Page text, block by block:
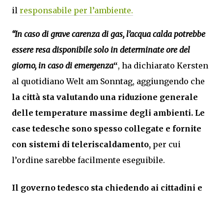
il responsabile per l’ambiente.
“In caso di grave carenza di gas, l’acqua calda potrebbe
essere resa disponibile solo in determinate ore del
giorno, in caso di emergenza“, ha dichiarato Kersten
al quotidiano Welt am Sonntag, aggiungendo che
la città sta valutando una riduzione generale
delle temperature massime degli ambienti. Le
case tedesche sono spesso collegate e fornite
con sistemi di teleriscaldamento, per cui
l’ordine sarebbe facilmente eseguibile.
Il governo tedesco sta chiedendo ai cittadini e